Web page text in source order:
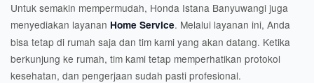
Untuk semakin mempermudah, Honda Istana Banyuwangi juga
menyediakan layanan Home Service. Melalui layanan ini, Anda
bisa tetap di rumah saja dan tim kami yang akan datang. Ketika
berkunjung ke rumah, tim kami tetap memperhatikan protokol
kesehatan, dan pengerjaan sudah pasti profesional.